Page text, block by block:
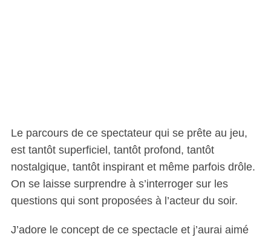
Le parcours de ce spectateur qui se prête au jeu,
est tantôt superficiel, tantôt profond, tantôt
nostalgique, tantôt inspirant et même parfois drôle.
On se laisse surprendre à s’interroger sur les
questions qui sont proposées à l’acteur du soir.
J’adore le concept de ce spectacle et j’aurai aimé